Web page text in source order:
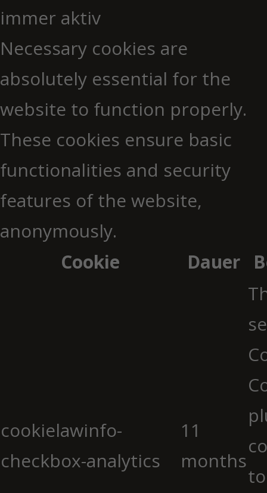
immer aktiv
Necessary cookies are
absolutely essential for the
website to function properly.
These cookies ensure basic
functionalities and security
features of the website,
anonymously.
Cookie
Dauer
cookielawinfo-
checkbox-analytics
11
months